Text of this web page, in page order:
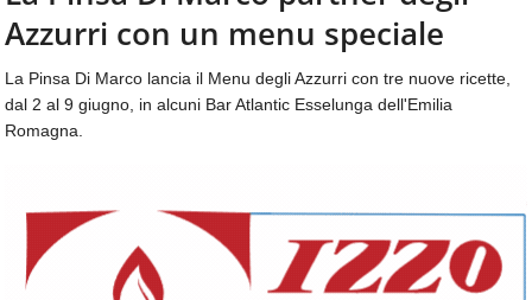
aggiornamenti
quotidiani
temi
come
ospitalità,
&
beverage,
catering
e
CONTATTI
Azzurri con un menu speciale
La Pinsa Di Marco lancia il Menu degli Azzurri con tre nuove ricette,
dal 2 al 9 giugno, in alcuni Bar Atlantic Esselunga dell'Emilia
Romagna.